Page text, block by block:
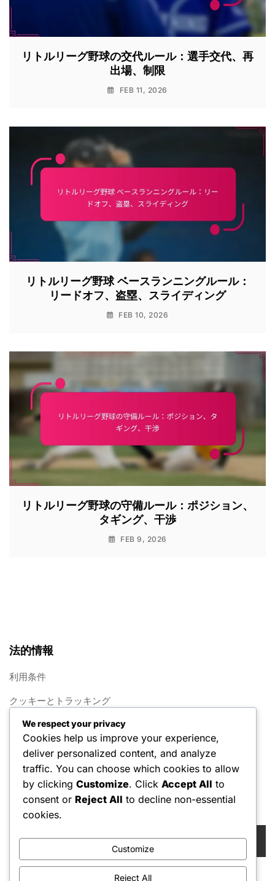
リトルリーグ野球の交代ルール：選手交代、再
出場、制限
FEB 11, 2026
リトルリーグ野球 ベースランニングルール：
リードオフ、盗塁、スライディング
FEB 10, 2026
リトルリーグ野球の守備ルール：ポジション、
タギング、干渉
FEB 9, 2026
法的情報
利用条件
クッキーとトラッキング
概要
プライバシーポリシー
お問い合わせ
検索
We respect your privacy
Cookies help us improve your experience,
deliver personalized content, and analyze
traffic. You can choose which cookies to allow
by clicking Customize. Click Accept All to
consent or Reject All to decline non-essential
cookies.
Customize
Reject All